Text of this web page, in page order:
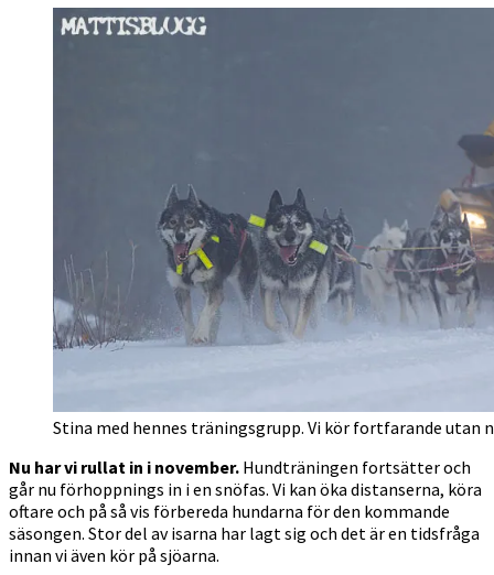
Stina med hennes träningsgrupp. Vi kör fortfarande
Nu har vi rullat in i november. Hundträningen fortsätter och
går nu förhoppnings in i en snöfas. Vi kan öka distanserna, köra
oftare och på så vis förbereda hundarna för den kommande
säsongen. Stor del av isarna har lagt sig och det är en tidsfråga
innan vi även kör på sjöarna.